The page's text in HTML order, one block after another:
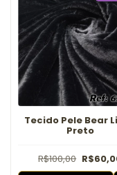
Tecido Pele Bear
Preto
R$100,00